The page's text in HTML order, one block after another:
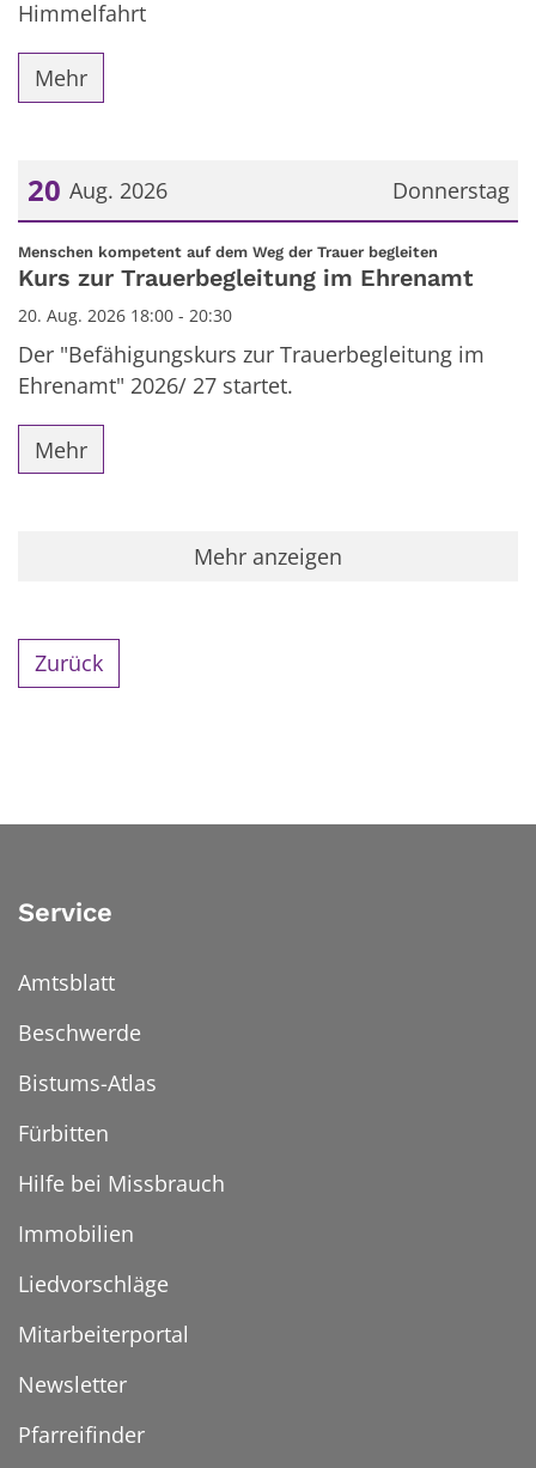
Himmelfahrt
Mehr
Donnerstag
20 Aug. 2026
Datum: 20. August 2026
Menschen kompetent auf dem Weg der Trauer begleiten
Kurs zur Trauerbegleitung im Ehrenamt
20. Aug. 2026 18:00 - 20:30
Der "Befähigungskurs zur Trauerbegleitung im
Ehrenamt" 2026/ 27 startet.
Mehr
Mehr anzeigen
Zurück
Service
Amtsblatt
Beschwerde
Bistums-Atlas
Fürbitten
Hilfe bei Missbrauch
Immobilien
Liedvorschläge
Mitarbeiterportal
Newsletter
Pfarreifinder